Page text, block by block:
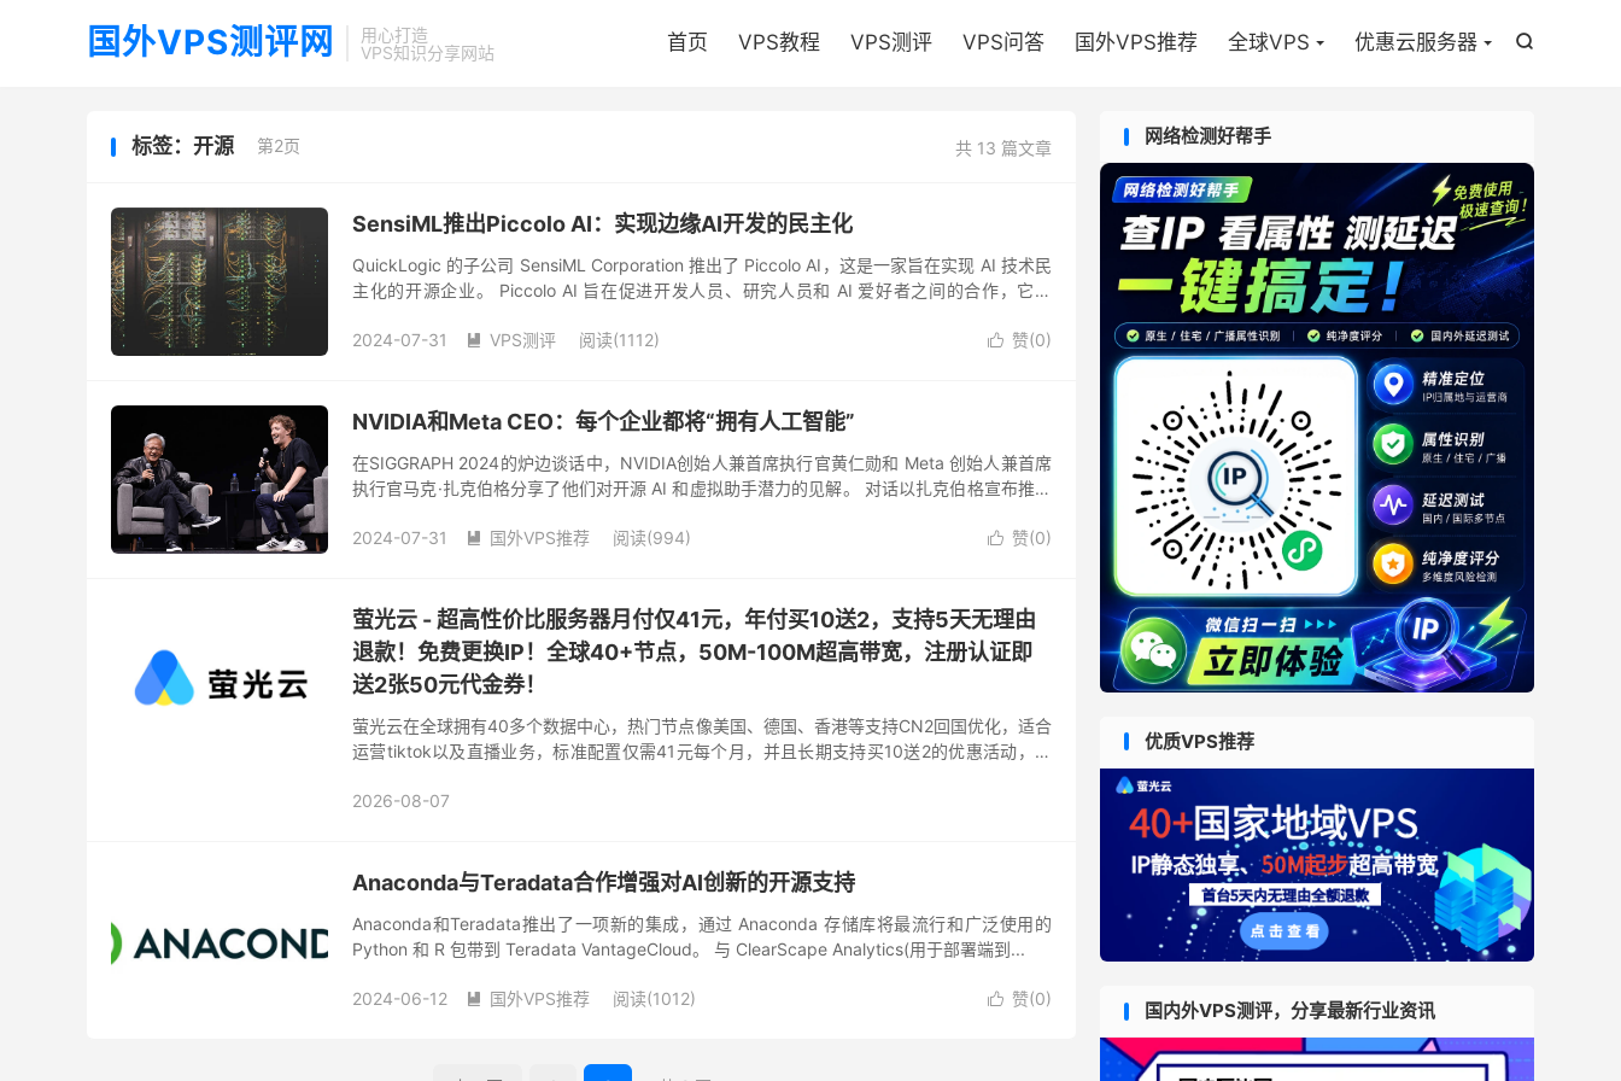
国外VPS测评网
用心打造
VPS知识分享网站

首页 VPS教程 VPS测评 VPS问答 国外VPS推荐 全球VPS 优惠云服务器
共 13 篇文章
标签：开源 第2页
SensiML推出Piccolo AI：实现边缘AI开发的民主化
QuickLogic 的子公司 SensiML Corporation 推出了 Piccolo AI，这是一家旨在实现 AI 技术民
主化的开源企业。 Piccolo AI 旨在促进开发人员、研究人员和 AI 爱好者之间的合作，它在
 赞(0)
2024-07-31  VPS测评 阅读(1112)
NVIDIA和Meta CEO：每个企业都将“拥有人工智能”
在SIGGRAPH 2024的炉边谈话中，NVIDIA创始人兼首席执行官黄仁勋和 Meta 创始人兼首席
执行官马克·扎克伯格分享了他们对开源 AI 和虚拟助手潜力的见解。 对话以扎克伯格宣布推出
 赞(0)
2024-07-31  国外VPS推荐 阅读(994)
萤光云 - 超高性价比服务器月付仅41元，年付买10送2，支持5天无理由
退款！免费更换IP！全球40+节点，50M-100M超高带宽，注册认证即
送2张50元代金券！
萤光云在全球拥有40多个数据中心，热门节点像美国、德国、香港等支持CN2回国优化，适合
运营tiktok以及直播业务，标准配置仅需41元每个月，并且长期支持买10送2的优惠活动，平
要域名备案还提供备案服务。
2026-08-07
Anaconda与Teradata合作增强对AI创新的开源支持
Anaconda和Teradata推出了一项新的集成，通过 Anaconda 存储库将最流行和广泛使用的
Python 和 R 包带到 Teradata VantageCloud。 与 ClearScape Analytics(用于部署端到...
 赞(0)
2024-06-12  国外VPS推荐 阅读(1012)
网络检测好帮手
优质VPS推荐
国内外VPS测评，分享最新行业资讯